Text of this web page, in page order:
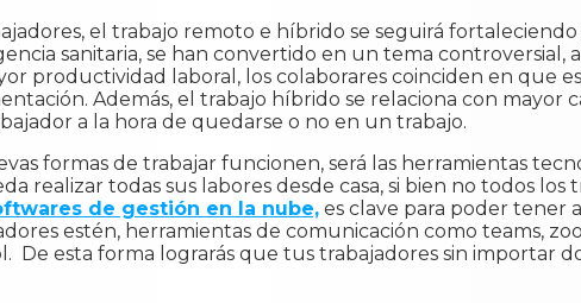
el trabajo remoto e híbrido se seguirá fortaleciendo
sanitaria, se han convertido en un tema controversial,
productividad laboral, los colaborares coinciden en que
Además, el trabajo híbrido se relaciona con mayor
a la hora de quedarse o no en un trabajo.
formas de trabajar funcionen, será las herramientas
realizar todas sus labores desde casa, si bien no todos los
de gestión en la nube,es clave para poder tener
estén, herramientas de comunicación como teams,
De esta forma lograrás que tus trabajadores sin importar